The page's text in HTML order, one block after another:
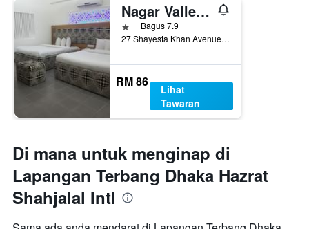
Nagar Valley Hotel Ltd.
1 bintang
Bagus 7.9
27 Shayesta Khan Avenue, Dhaka, Bangladesh
RM 86
Lihat
Tawaran
Di mana untuk menginap di
Lapangan Terbang Dhaka Hazrat
Shahjalal Intl